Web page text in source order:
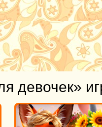
девочек»